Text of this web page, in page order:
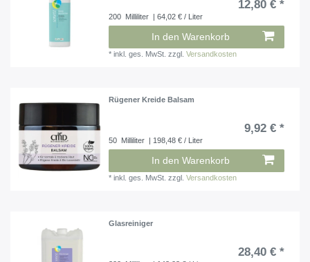
12,80 € *
200 Milliliter | 64,02 € / Liter
In den Warenkorb
*inkl. ges. MwSt. zzgl.Versandkosten
Rügener Kreide Balsam
9,92 € *
50 Milliliter | 198,48 € / Liter
In den Warenkorb
*inkl. ges. MwSt. zzgl.Versandkosten
Glasreiniger
28,40 € *